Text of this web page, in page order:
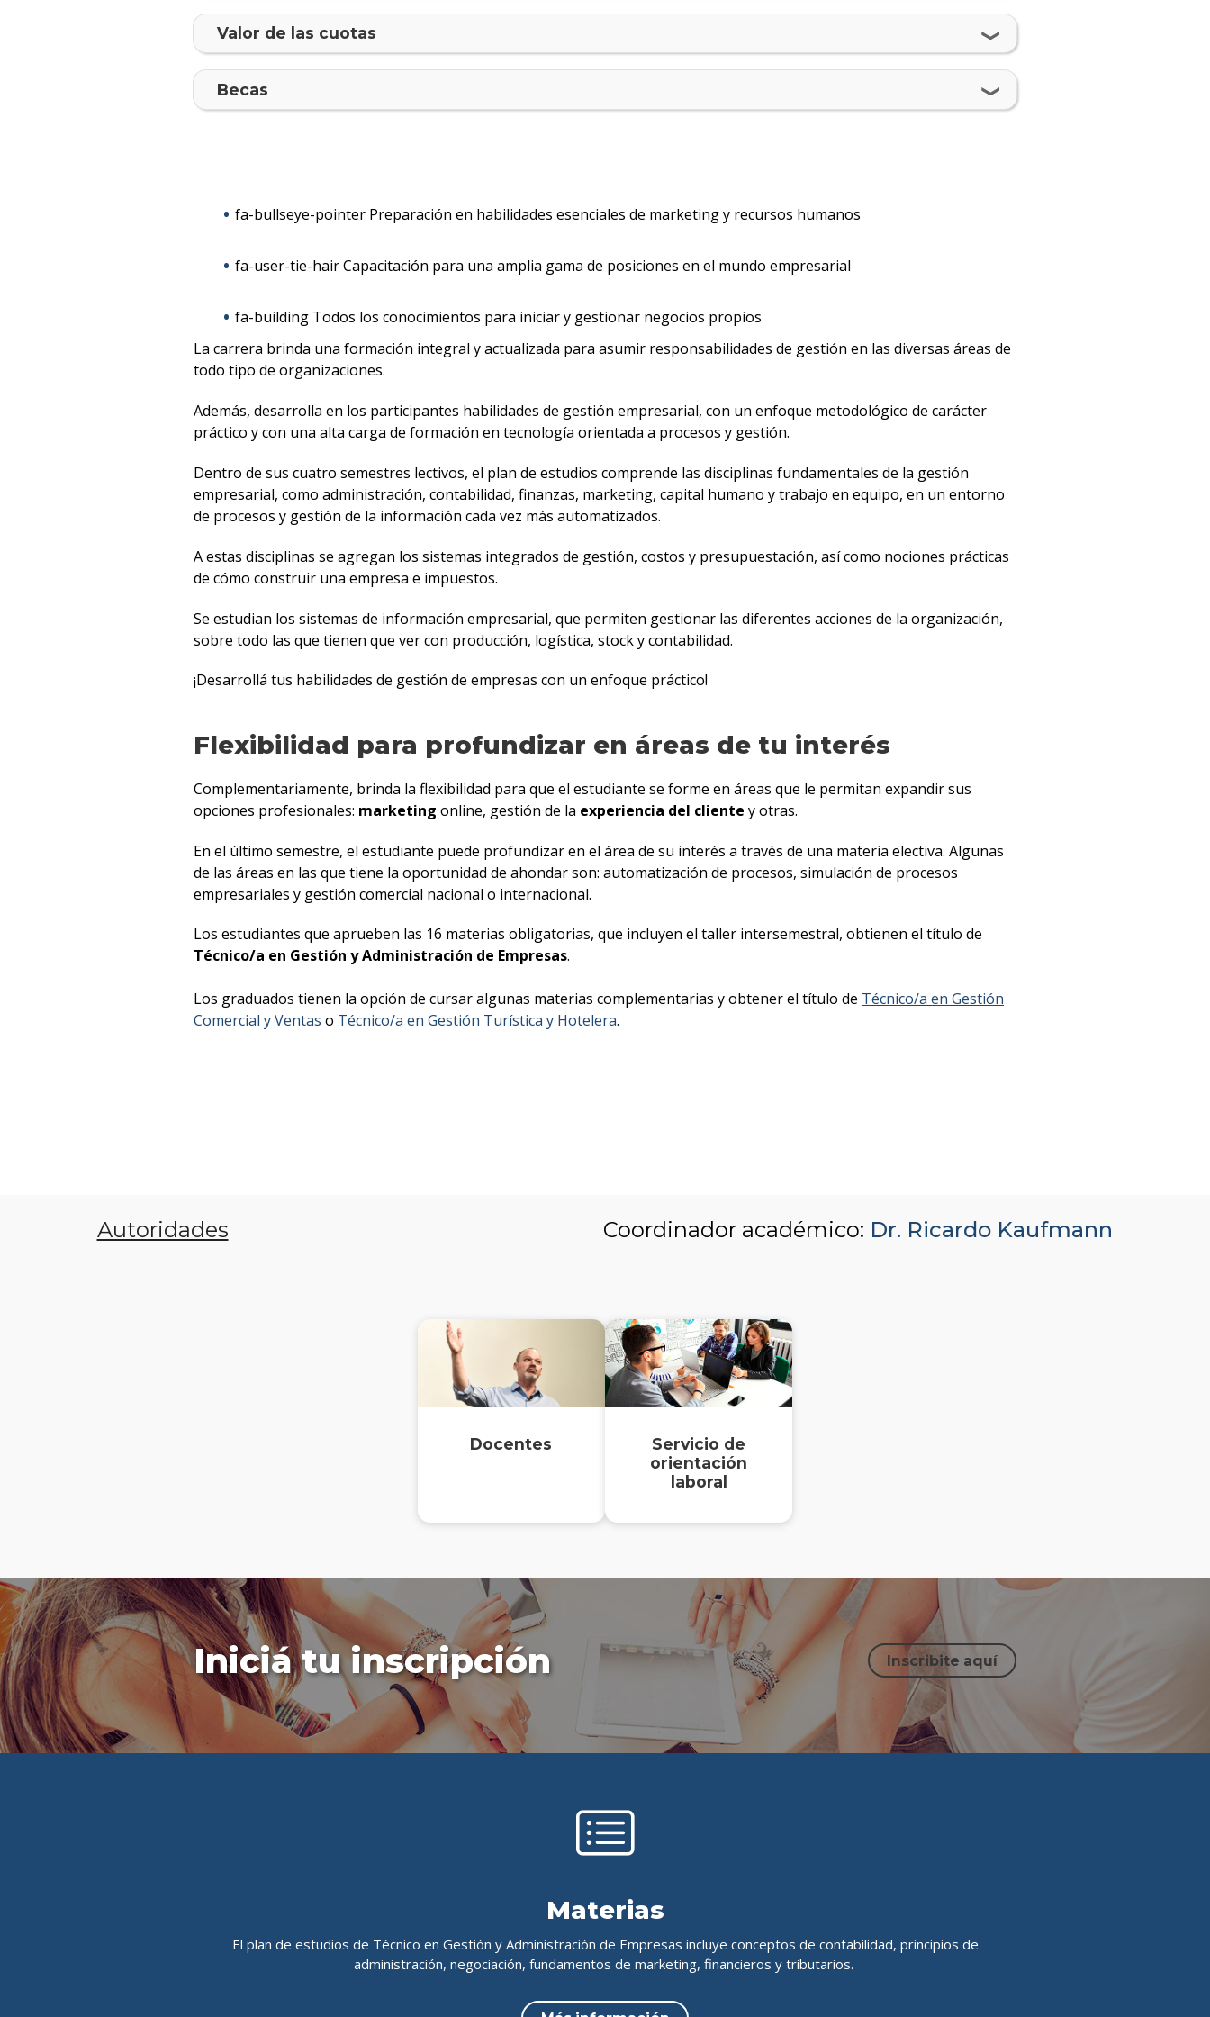
Valor de las cuotas
Becas
fa-bullseye-pointer Preparación en habilidades esenciales de marketing y recursos humanos
fa-user-tie-hair Capacitación para una amplia gama de posiciones en el mundo empresarial
fa-building Todos los conocimientos para iniciar y gestionar negocios propios
La carrera brinda una formación integral y actualizada para asumir responsabilidades de gestión en las diversas áreas de
todo tipo de organizaciones.
Además, desarrolla en los participantes habilidades de gestión empresarial, con un enfoque metodológico de carácter
práctico y con una alta carga de formación en tecnología orientada a procesos y gestión.
Dentro de sus cuatro semestres lectivos, el plan de estudios comprende las disciplinas fundamentales de la gestión
empresarial, como administración, contabilidad, finanzas, marketing, capital humano y trabajo en equipo, en un entorno
de procesos y gestión de la información cada vez más automatizados.
A estas disciplinas se agregan los sistemas integrados de gestión, costos y presupuestación, así como nociones prácticas
de cómo construir una empresa e impuestos.
Se estudian los sistemas de información empresarial, que permiten gestionar las diferentes acciones de la organización,
sobre todo las que tienen que ver con producción, logística, stock y contabilidad.
¡Desarrollá tus habilidades de gestión de empresas con un enfoque práctico!
Flexibilidad para profundizar en áreas de tu interés
Complementariamente, brinda la flexibilidad para que el estudiante se forme en áreas que le permitan expandir sus
opciones profesionales: marketing online, gestión de la experiencia del cliente y otras.
En el último semestre, el estudiante puede profundizar en el área de su interés a través de una materia electiva. Algunas
de las áreas en las que tiene la oportunidad de ahondar son: automatización de procesos, simulación de procesos
empresariales y gestión comercial nacional o internacional.
Los estudiantes que aprueben las 16 materias obligatorias, que incluyen el taller intersemestral, obtienen el título de
Técnico/a en Gestión y Administración de Empresas.
Los graduados tienen la opción de cursar algunas materias complementarias y obtener el título de Técnico/a en Gestión
Comercial y Ventas o Técnico/a en Gestión Turística y Hotelera.
Autoridades Coordinador académico: Dr. Ricardo Kaufmann
Docentes
Servicio de
orientación
laboral
Iniciá tu inscripción Inscribite aquí
Materias
El plan de estudios de Técnico en Gestión y Administración de Empresas incluye conceptos de contabilidad, principios de
administración, negociación, fundamentos de marketing, financieros y tributarios.